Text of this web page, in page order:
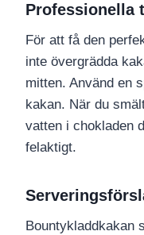
Professionella
För att få den
inte övergrädda
mitten. Använd en
kakan. När du
vatten i chokladen
felaktigt.
Bountykladdkakan